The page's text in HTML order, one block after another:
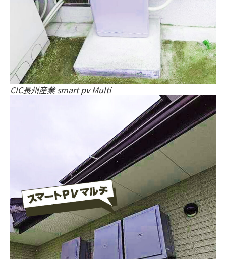
CIC長州産業 smart pv Multi